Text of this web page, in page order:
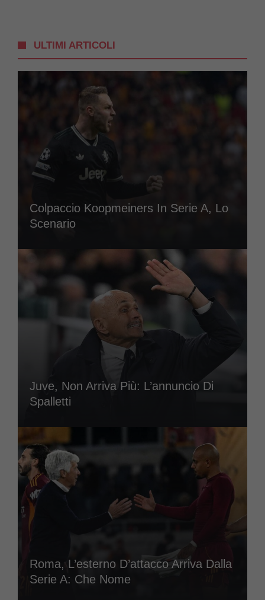
ULTIMI ARTICOLI
Colpaccio Koopmeiners In Serie A, Lo
Scenario
Juve, Non Arriva Più: L’annuncio Di
Spalletti
Roma, L’esterno D’attacco Arriva Dalla
Serie A: Che Nome